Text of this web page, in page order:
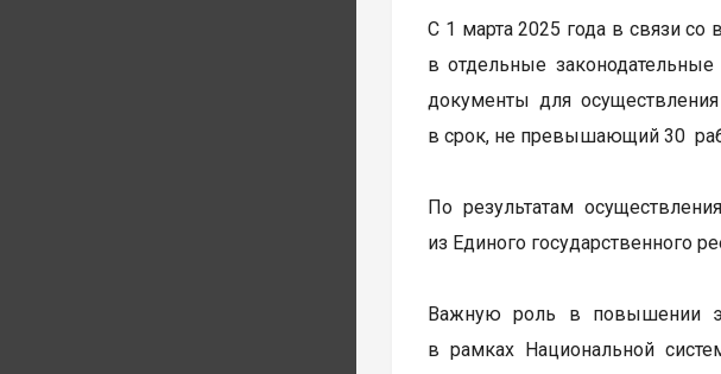
С 1 марта 2025 года в связи
в отдельные
документы для осуществления
в срок, не превышающий 30
По результатам
из Единого государственного
Важную роль в повышении
в рамках Национальной